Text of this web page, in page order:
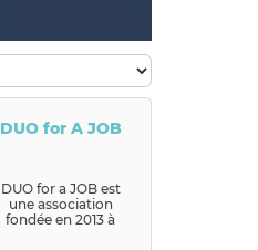
DUO for A JOB
DUO for a JOB est
une association
fondée en 2013 à